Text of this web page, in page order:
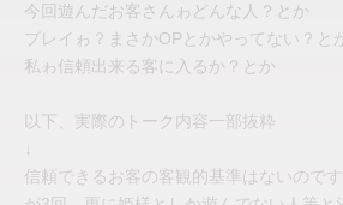
今回遊んだお客さんゎどんな人？とか
プレイゎ？まさかOPとかやってない？と
私ゎ信頼出来る客に入るか？とか
以下、実際のトーク内容一部抜粋
↓
信頼できるお客の客観的基準はないので